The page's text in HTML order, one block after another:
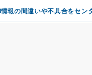
情報の間違いや不具合をセン